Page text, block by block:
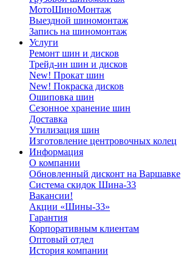
МотоШиноМонтаж
Выездной шиномонтаж
Запись на шиномонтаж
Услуги
Ремонт шин и дисков
Трейд-ин шин и дисков
New! Прокат шин
New! Покраска дисков
Ошиповка шин
Сезонное хранение шин
Доставка
Утилизация шин
Изготовление центровочных колец
Информация
О компании
Обновленный дисконт на Варшавке
Система скидок Шина-33
Вакансии!
Акции «Шины-33»
Гарантия
Корпоративным клиентам
Оптовый отдел
История компании